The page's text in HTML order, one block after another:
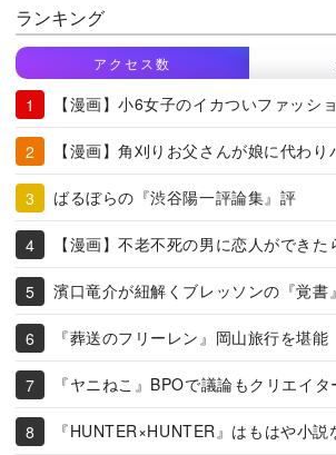
ランキング
アクセス数
【漫画】小6女子のイカついファッシ
【漫画】角刈りお父さんが娘に代わり
ばるぼらの『渋谷陽一評論集』評
【漫画】不老不死の男に恋人ができた
濱口竜介が紐解くブレッソンの『覚書』
『葬送のフリーレン』岡山旅行を堪能
『ヤニねこ』BPOで議論もクリエイタ
『HUNTER×HUNTER』はもはや小説